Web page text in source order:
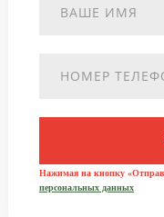
Нажимая на кнопку
персональных данных